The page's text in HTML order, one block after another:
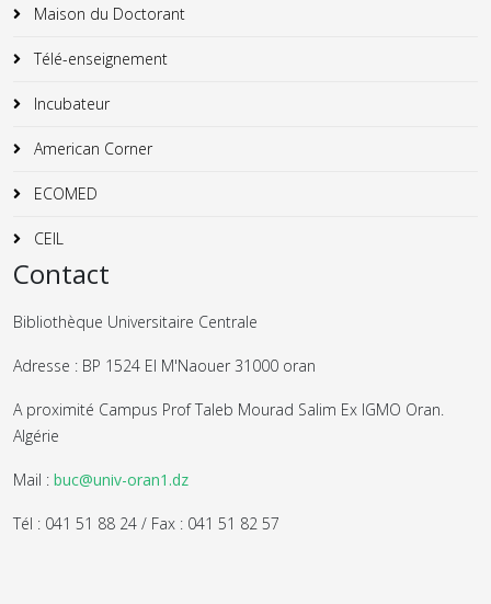
Maison du Doctorant
Télé-enseignement
Incubateur
American Corner
ECOMED
CEIL
Contact
Bibliothèque Universitaire Centrale
Adresse : BP 1524 El M'Naouer 31000 oran
A proximité Campus Prof Taleb Mourad Salim Ex IGMO Oran.
Algérie
Mail : buc@univ-oran1.dz
Tél : 041 51 88 24 / Fax : 041 51 82 57